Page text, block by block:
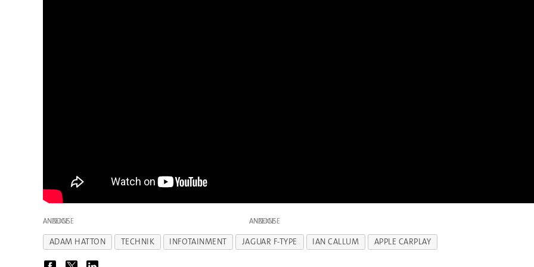
ANZEIGE ANZEIGE
ADAM HATTON TECHNIK INFOTAINMENT JAGUAR F-TYPE IAN CALLUM APPLE CARPLAY